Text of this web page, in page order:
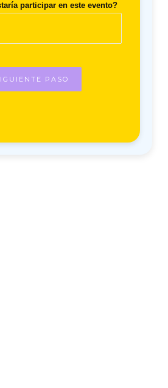
participar en este evento?